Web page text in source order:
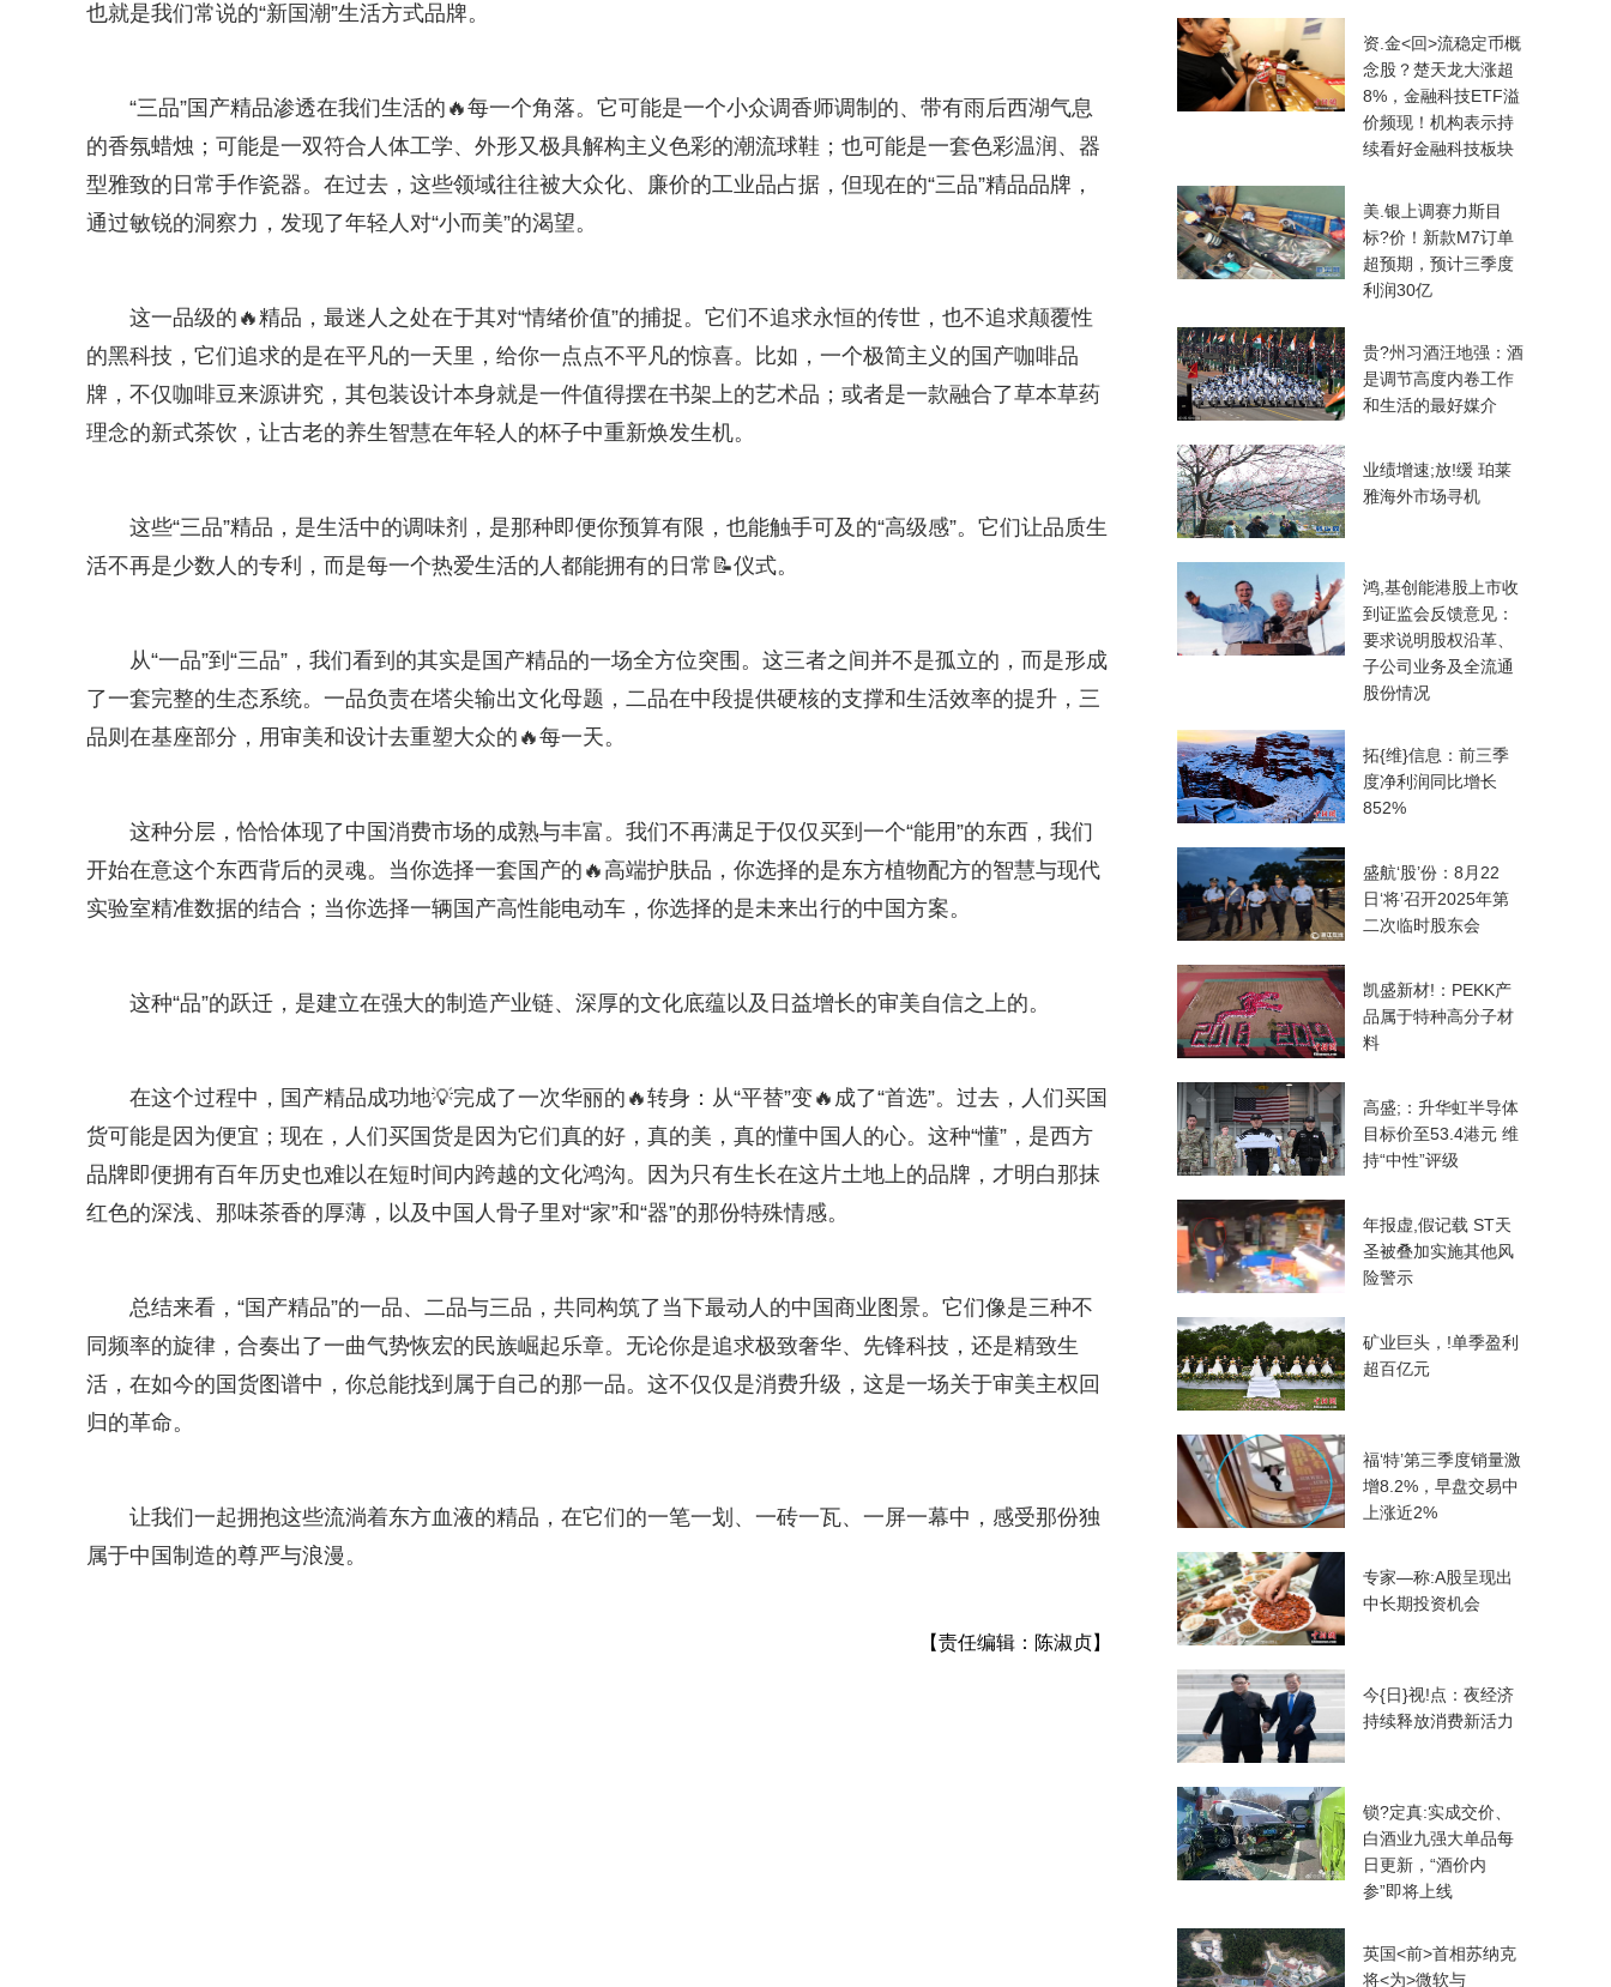
也就是我们常说的“新国潮”生活方式品牌。
“三品”国产精品渗透在我们生活的🔥每一个角落。它可能是一个小众调香师调制的、带有雨后西湖气息
的香氛蜡烛；可能是一双符合人体工学、外形又极具解构主义色彩的潮流球鞋；也可能是一套色彩温润、器
型雅致的日常手作瓷器。在过去，这些领域往往被大众化、廉价的工业品占据，但现在的“三品”精品品牌，
通过敏锐的洞察力，发现了年轻人对“小而美”的渴望。
这一品级的🔥精品，最迷人之处在于其对“情绪价值”的捕捉。它们不追求永恒的传世，也不追求颠覆性
的黑科技，它们追求的是在平凡的一天里，给你一点点不平凡的惊喜。比如，一个极简主义的国产咖啡品
牌，不仅咖啡豆来源讲究，其包装设计本身就是一件值得摆在书架上的艺术品；或者是一款融合了草本草药
理念的新式茶饮，让古老的养生智慧在年轻人的杯子中重新焕发生机。
这些“三品”精品，是生活中的调味剂，是那种即便你预算有限，也能触手可及的“高级感”。它们让品质生
活不再是少数人的专利，而是每一个热爱生活的人都能拥有的日常📝仪式。
从“一品”到“三品”，我们看到的其实是国产精品的一场全方位突围。这三者之间并不是孤立的，而是形成
了一套完整的生态系统。一品负责在塔尖输出文化母题，二品在中段提供硬核的支撑和生活效率的提升，三
品则在基座部分，用审美和设计去重塑大众的🔥每一天。
这种分层，恰恰体现了中国消费市场的成熟与丰富。我们不再满足于仅仅买到一个“能用”的东西，我们
开始在意这个东西背后的灵魂。当你选择一套国产的🔥高端护肤品，你选择的是东方植物配方的智慧与现代
实验室精准数据的结合；当你选择一辆国产高性能电动车，你选择的是未来出行的中国方案。
这种“品”的跃迁，是建立在强大的制造产业链、深厚的文化底蕴以及日益增长的审美自信之上的。
在这个过程中，国产精品成功地💡完成了一次华丽的🔥转身：从“平替”变🔥成了“首选”。过去，人们买国
货可能是因为便宜；现在，人们买国货是因为它们真的好，真的美，真的懂中国人的心。这种“懂”，是西方
品牌即便拥有百年历史也难以在短时间内跨越的文化鸿沟。因为只有生长在这片土地上的品牌，才明白那抹
红色的深浅、那味茶香的厚薄，以及中国人骨子里对“家”和“器”的那份特殊情感。
总结来看，“国产精品”的一品、二品与三品，共同构筑了当下最动人的中国商业图景。它们像是三种不
同频率的旋律，合奏出了一曲气势恢宏的民族崛起乐章。无论你是追求极致奢华、先锋科技，还是精致生
活，在如今的国货图谱中，你总能找到属于自己的那一品。这不仅仅是消费升级，这是一场关于审美主权回
归的革命。
让我们一起拥抱这些流淌着东方血液的精品，在它们的一笔一划、一砖一瓦、一屏一幕中，感受那份独
属于中国制造的尊严与浪漫。
【责任编辑：陈淑贞】
资.金<回>流稳定币概
念股？楚天龙大涨超
8%，金融科技ETF溢
价频现！机构表示持
续看好金融科技板块
美.银上调赛力斯目
标?价！新款M7订单
超预期，预计三季度
利润30亿
贵?州习酒汪地强：酒
是调节高度内卷工作
和生活的最好媒介
业绩增速;放!缓 珀莱
雅海外市场寻机
鸿,基创能港股上市收
到证监会反馈意见：
要求说明股权沿革、
子公司业务及全流通
股份情况
拓{维}信息：前三季
度净利润同比增长
852%
盛航‘股’份：8月22
日‘将’召开2025年第
二次临时股东会
凯盛新材!：PEKK产
品属于特种高分子材
料
高盛;：升华虹半导体
目标价至53.4港元 维
持“中性”评级
年报虚,假记载 ST天
圣被叠加实施其他风
险警示
矿业巨头，!单季盈利
超百亿元
福‘特’第三季度销量激
增8.2%，早盘交易中
上涨近2%
专家—称:A股呈现出
中长期投资机会
今{日}视!点：夜经济
持续释放消费新活力
锁?定真:实成交价、
白酒业九强大单品每
日更新，“酒价内
参”即将上线
英国<前>首相苏纳克
将<为>微软与